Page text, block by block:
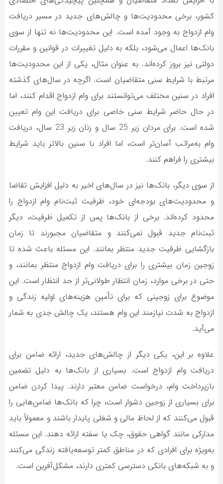
کشور، برخی محدودیت‌ها و چالش‌های جدید در مسیر دریافت
وام ازدواج به وجود آمده است. این محدودیت‌ها نه تنها از سوی
بانک‌ها اعمال می‌شود، بلکه به دلیل تغییرات در قوانین و مقررات
دولتی نیز بروز کرده‌اند. به عنوان مثال، یکی از این محدودیت‌ها
مرتبط با شرایط سنی متقاضیان است. اگرچه در سال‌های گذشته
افراد در سنین مختلف می‌توانستند برای وام ازدواج اقدام کنند، اما
در حال حاضر شرایط سنی خاصی برای دریافت این وام تعیین
شده است. برای مردان زیر 25 سال و زنان زیر 23 سال، دریافت
وام به‌مراتب آسان‌تر است، اما افراد با سنین بالاتر باید شرایط
بیشتری را فراهم کنند.
از سوی دیگر، بانک‌ها نیز در سال‌های اخیر به دلیل افزایش تقاضا
و محدودیت‌های بودجه‌ای خود، ظرفیت ثبت‌نام وام ازدواج را
محدود کرده‌اند. برخی از بانک‌ها پس از تکمیل ظرفیت، دیگر
ثبت‌نام جدید قبول نمی‌کنند و متقاضیان مجبورند تا زمان
بازگشایی ظرفیت جدید منتظر بمانند. این مسئله باعث شده تا
زوجین زمان بیشتری را برای دریافت وام ازدواج منتظر بمانند، و
حتی در برخی موارد، زمان انتظار طولانی‌تر از حد انتظار است. این
موضوع برای زوجینی که برای تأمین هزینه‌های اولیه زندگی و
ازدواج به شدت نیازمند این وام هستند، یک چالش جدی به شمار
می‌آید.
علاوه بر این، یکی دیگر از چالش‌های جدید، ارائه ضامن برای
دریافت وام ازدواج است. بسیاری از بانک‌ها به دلیل تضمین
بازپرداخت وام، درخواست ضامن معتبر دارند. پیدا کردن ضامن
برای بسیاری از زوجین دشوار است، چرا که بانک‌ها ضامن‌هایی را
قبول می‌کنند که از لحاظ مالی و شغلی پایدار باشند و معمولاً باید
مدارکی مانند گواهی حقوق، چک یا سفته ارائه دهند. این مسئله
به‌ویژه برای افرادی که در مناطق کمتر توسعه‌یافته زندگی می‌کنند
و به شبکه‌های بانکی دسترسی کمتری دارند، مشکل‌آفرین است.